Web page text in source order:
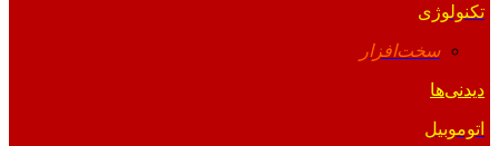
تکنولوژی
سخت‌افزار
دیدنی‌ها
اتوموبیل